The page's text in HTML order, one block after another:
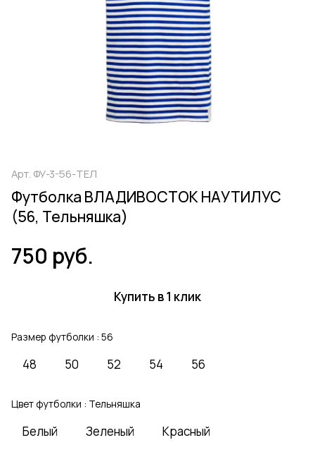
Арт. ФУ-3-56-ТЕЛ
Футболка ВЛАДИВОСТОК НАУТИЛУС
(56, Тельняшка)
750 руб.
Купить в 1 клик
Размер футболки : 56
48 50 52 54 56
Цвет футболки : Тельняшка
Белый Зеленый Красный